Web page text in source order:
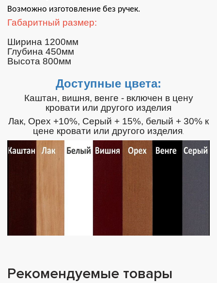
Возможно изготовление без ручек.
Габаритный размер:
Ширина 1200мм
Глубина 450мм
Высота 800мм
Доступные цвета:
Каштан, вишня, венге - включен в цену
кровати или другого изделия
Лак, Орех +10%, Серый + 15%, белый + 30% к
цене кровати или другого изделия.
Рекомендуемые товары